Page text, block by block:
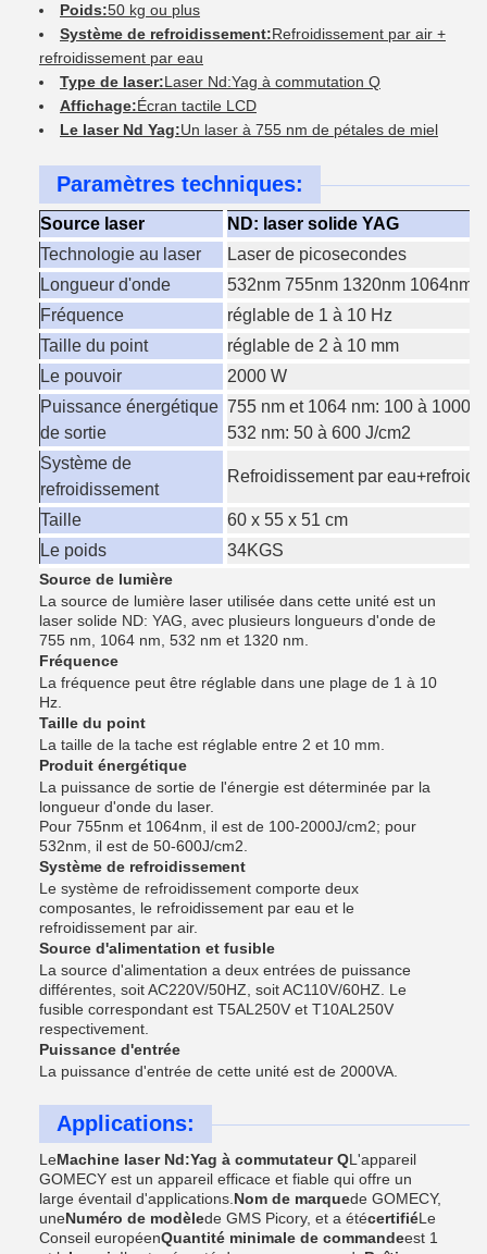
Poids:50 kg ou plus
Système de refroidissement:Refroidissement par air +
refroidissement par eau
Type de laser:Laser Nd:Yag à commutation Q
Affichage:Écran tactile LCD
Le laser Nd Yag:Un laser à 755 nm de pétales de miel
Paramètres techniques:
Source laser
ND: laser solide YAG
Technologie au laser
Laser de picosecondes
Longueur d'onde
532nm 755nm 1320nm 1064nm
Fréquence
réglable de 1 à 10 Hz
Taille du point
réglable de 2 à 10 mm
Le pouvoir
2000 W
Puissance énergétique
de sortie
755 nm et 1064 nm: 100 à 1000
532 nm: 50 à 600 J/cm2
Système de
refroidissement
Refroidissement par
Taille
60 x 55 x 51 cm
Le poids
34KGS
Source de lumière
La source de lumière laser utilisée dans cette unité est un
laser solide ND: YAG, avec plusieurs longueurs d'onde de
755 nm, 1064 nm, 532 nm et 1320 nm.
Fréquence
La fréquence peut être réglable dans une plage de 1 à 10
Hz.
Taille du point
La taille de la tache est réglable entre 2 et 10 mm.
Produit énergétique
La puissance de sortie de l'énergie est déterminée par la
longueur d'onde du laser.
Pour 755nm et 1064nm, il est de 100-2000J/cm2; pour
532nm, il est de 50-600J/cm2.
Système de refroidissement
Le système de refroidissement comporte deux
composantes, le refroidissement par eau et le
refroidissement par air.
Source d'alimentation et fusible
La source d'alimentation a deux entrées de puissance
différentes, soit AC220V/50HZ, soit AC110V/60HZ. Le
fusible correspondant est T5AL250V et T10AL250V
respectivement.
Puissance d'entrée
La puissance d'entrée de cette unité est de 2000VA.
Applications:
LeMachine laser Nd:Yag à commutateur QL'appareil
GOMECY est un appareil efficace et fiable qui offre un
large éventail d'applications. Nom de marquede GOMECY,
uneNuméro de modèlede GMS Picory, et a étécertifiéLe
Conseil européenQuantité minimale de commandeest 1